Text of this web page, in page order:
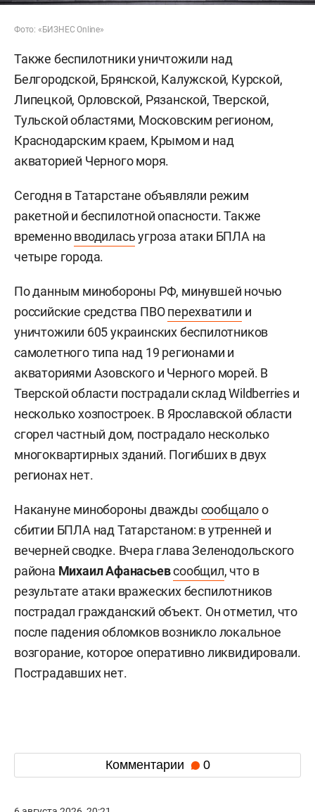
Фото: «БИЗНЕС Online»
Также беспилотники уничтожили над
Белгородской, Брянской, Калужской, Курской,
Липецкой, Орловской, Рязанской, Тверской,
Тульской областями, Московским регионом,
Краснодарским краем, Крымом и над
акваторией Черного моря.
Сегодня в Татарстане объявляли режим
ракетной и беспилотной опасности. Также
временновводиласьугроза атаки БПЛА на
четыре города.
По данным минобороны РФ, минувшей ночью
российские средства ПВОперехватили и
уничтожили 605 украинских беспилотников
самолетного типа над 19 регионами и
акваториями Азовского и Черного морей. В
Тверской области пострадали склад Wildberries и
несколько хозпостроек. В Ярославской области
сгорел частный дом, пострадало несколько
многоквартирных зданий. Погибших в двух
регионах нет.
Накануне минобороны дважды сообщалоо
сбитии БПЛА над Татарстаном: в утренней и
вечерней сводке. Вчера глава Зеленодольского
района Михаил Афанасьевсообщил, что в
результате атаки вражеских беспилотников
пострадал гражданский объект. Он отметил, что
после падения обломков возникло локальное
возгорание, которое оперативно ликвидировали.
Пострадавших нет.
Комментарии 0